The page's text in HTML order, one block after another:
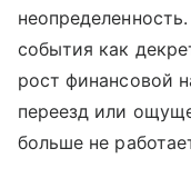
события как
рост финансовой
переезд или
больше не